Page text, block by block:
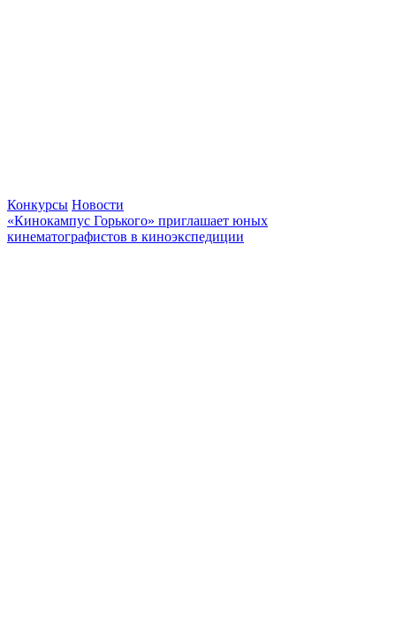
Конкурсы Новости
«Кинокампус Горького» приглашает юных
кинематографистов в киноэкспедиции